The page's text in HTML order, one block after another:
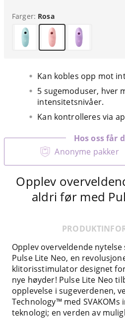
Farger: Rosa
Kan kobles opp mot
5 sugemoduser, hver
intensitetsnivåer.
Kan kontrolleres via
Anonyme pakker
Hos oss får
Opplev
aldri før med
Opplev overveldende
Pulse Lite Neo, en
klitorisstimulator designet
nye høyder! Pulse Lite Neo
opplevelse i sugeverdenen,
Technology™ med
teknologi; en verden av